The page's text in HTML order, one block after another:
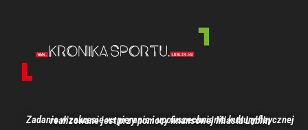
Zadanie w zakresie wspierania i upowszechniania kultury fizycznej realizowane jest przy pomocy finansowej Miasta Lublin